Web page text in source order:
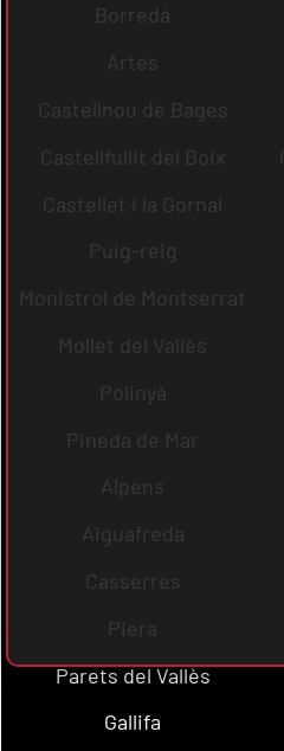
Borredà
Artés
Castellnou de Bages
Castellfullit del Boix
Castellet i la Gornal
Puig-reig
Monistrol de Montserrat
Mollet del Vallès
Polinyà
Pineda de Mar
Alpens
Aiguafreda
Casserres
Piera
Parets del Vallès
Gallifa